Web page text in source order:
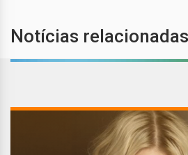
Notícias relacionadas